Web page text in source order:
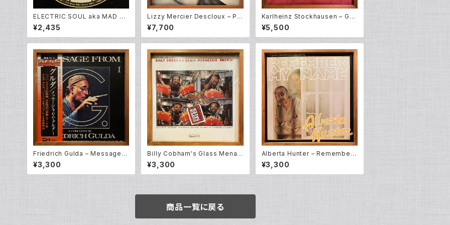
ELECTRIC SOUL aka MAD MI
KE - ELECTRIC SOUL EP
¥2,435
Lizzy Mercier Descloux – Pr
ess Color (LP)
¥7,700
Karlheinz Stockhausen – Ge
sang Der Jünglinge / Kontak
te (LP)
¥5,500
Friedrich Gulda – Message F
rom G. part I (2LP)
¥3,300
Billy Cobham's Glass Menag
erie – Smokin' (LP)
¥3,300
Alberta Hunter – Remember
My Name [O.S.T] (LP)
¥3,300
商品一覧に戻る